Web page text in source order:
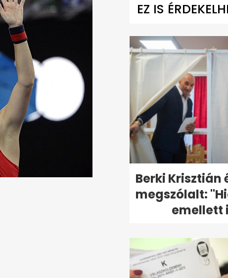
EZ IS
Berki Krisztián
megszólalt:
emellett